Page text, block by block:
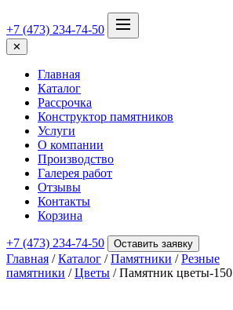
+7 (473) 234-74-50
✕
Главная
Каталог
Рассрочка
Конструктор памятников
Услуги
О компании
Производство
Галерея работ
Отзывы
Контакты
Корзина
+7 (473) 234-74-50 Оставить заявку
Главная /Каталог /Памятники /Резные
памятники /Цветы / Памятник цветы-150